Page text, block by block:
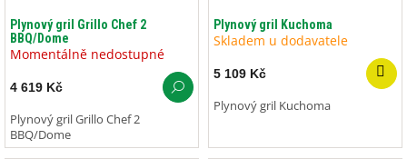
Plynový gril Grillo Chef 2
BBQ/Dome
Momentálně nedostupné
4 619 Kč
Plynový gril Grillo Chef 2
BBQ/Dome
Plynový gril Kuchoma
Skladem u dodavatele
5 109 Kč
Plynový gril Kuchoma